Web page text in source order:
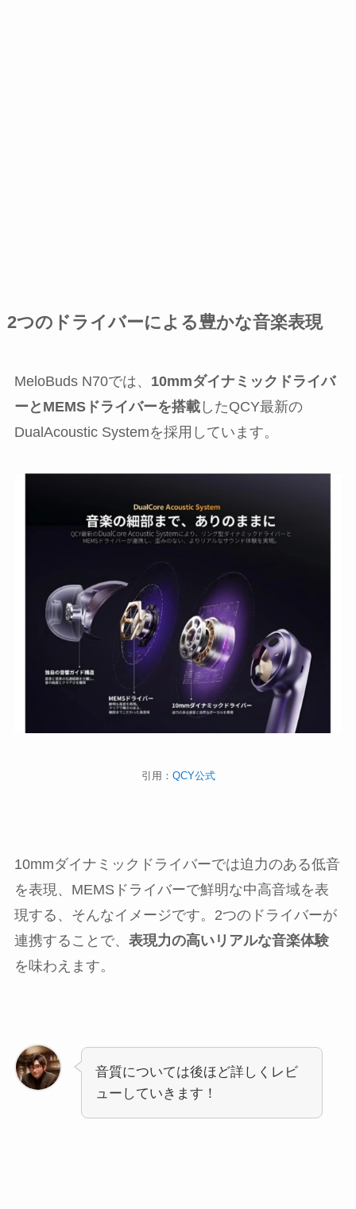
2つのドライバーによる豊かな音楽表現
MeloBuds N70では、 10mmダイナミックドライバ
ーとMEMSドライバーを搭載したQCY最新の
DualAcoustic Systemを採用しています。
引用： QCY公式
10mmダイナミックドライバーでは迫力のある低音
を表現、MEMSドライバーで鮮明な中高音域を表
現する、そんなイメージです。2つのドライバーが
連携することで、 表現力の高いリアルな音楽体験
を味わえます。
音質については後ほど詳しくレビ
ューしていきます！